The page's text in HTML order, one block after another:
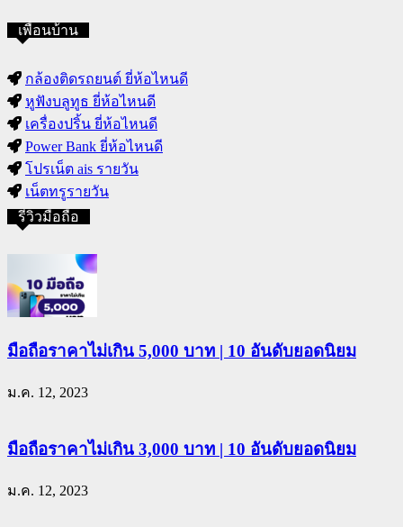
เพื่อนบ้าน
กล้องติดรถยนต์ ยี่ห้อไหนดี
หูฟังบลูทูธ ยี่ห้อไหนดี
เครื่องปริ้น ยี่ห้อไหนดี
Power Bank ยี่ห้อไหนดี
โปรเน็ต ais รายวัน
เน็ตทรูรายวัน
รีวิวมือถือ
มือถือราคาไม่เกิน 5,000 บาท | 10 อันดับยอดนิยม
ม.ค. 12, 2023
มือถือราคาไม่เกิน 3,000 บาท | 10 อันดับยอดนิยม
ม.ค. 12, 2023